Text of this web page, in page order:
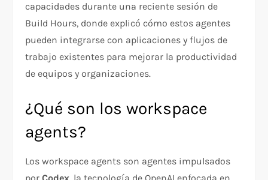
capacidades durante una reciente sesión de
Build Hours, donde explicó cómo estos agentes
pueden integrarse con aplicaciones y flujos de
trabajo existentes para mejorar la productividad
de equipos y organizaciones.
¿Qué son los workspace
agents?
Los workspace agents son agentes impulsados